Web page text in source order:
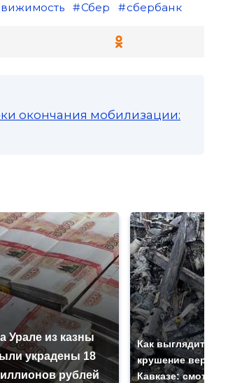
Сбер сбербанк
окончания мобилизации:
Урале из казны
украдены 18
рублей
Как выглядит место
крушение вертолета на
Кавказе: смотреть